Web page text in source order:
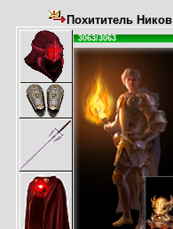
Похититель Ников
3063/3063